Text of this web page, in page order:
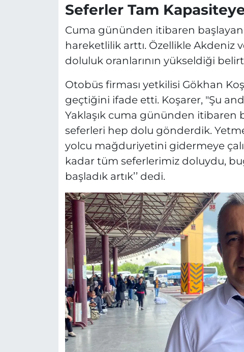
Seferler Tam
Cuma gününden itibaren
hareketlilik arttı. Özellikle Akdeniz
doluluk oranlarının yükseldiği
Otobüs firması yetkilisi Gökhan
geçtiğini ifade etti. Koşarer, "Şu
Yaklaşık cuma gününden itibaren
seferleri hep dolu gönderdik.
yolcu mağduriyetini gidermeye
kadar tüm seferlerimiz doluydu,
başladık artık’’ dedi.